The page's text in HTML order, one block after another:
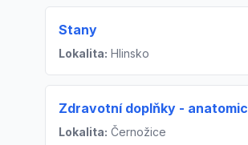
Stany
Lokalita: Hlinsko
Zdravotní doplňky -
Lokalita: Černožice